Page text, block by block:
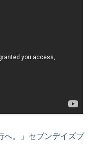
へ。」セブンデイズプ